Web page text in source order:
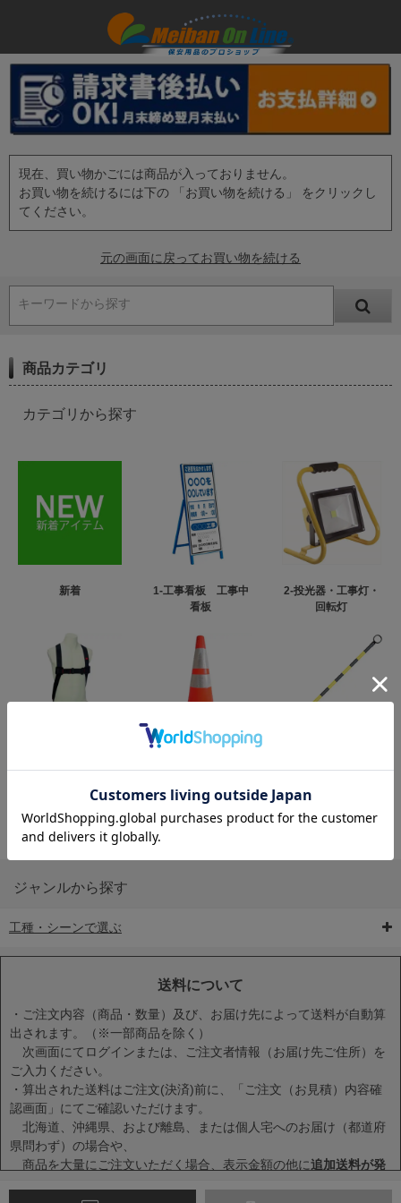
現在、買い物かごには商品が入っておりません。
お買い物を続けるには下の 「お買い物を続ける」 をクリックし
てください。
元の画面に戻ってお買い物を続ける
キーワードから探す
商品カテゴリ
カテゴリから探す
新着
1-工事看板 工事中
看板
2-投光器・工事灯・
回転灯
6-矢印板/LED矢印板
9-点字マット・タイ
ヤストッパー
10-樹脂製敷板・養生
用ゴムマット
スロープ
ジャンルから探す
工種・シーンで選ぶ
送料について
・ご注文内容（商品・数量）及び、お届け先によって送料が自動算
出されます。（※一部商品を除く）
次画面にてログインまたは、ご注文者情報（お届け先ご住所）を
ご入力ください。
・算出された送料はご注文(決済)前に、「ご注文（お見積）内容確
認画面」にてご確認いただけます。
北海道、沖縄県、および離島、または個人宅へのお届け（都道府
県問わず）の場合や、
商品を大量にご注文いただく場合、表示金額の他に追加送料が発